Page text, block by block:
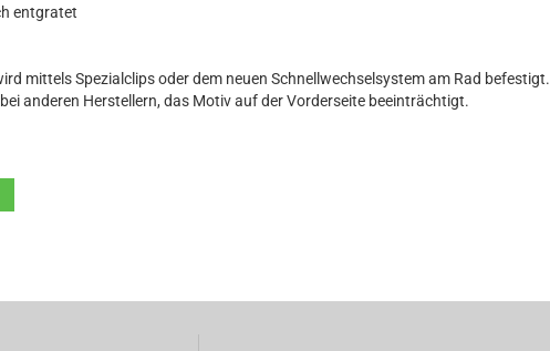
entgratet
mittels Spezialclips oder dem neuen Schnellwechselsystem am Rad befestigt.
anderen Herstellern, das Motiv auf der Vorderseite beeinträchtigt.